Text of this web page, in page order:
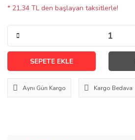
* 21,34 TL den başlayan taksitlerle!
SEPETE EKLE
Aynı Gün Kargo Kargo Bedava